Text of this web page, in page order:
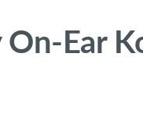
On-Ear